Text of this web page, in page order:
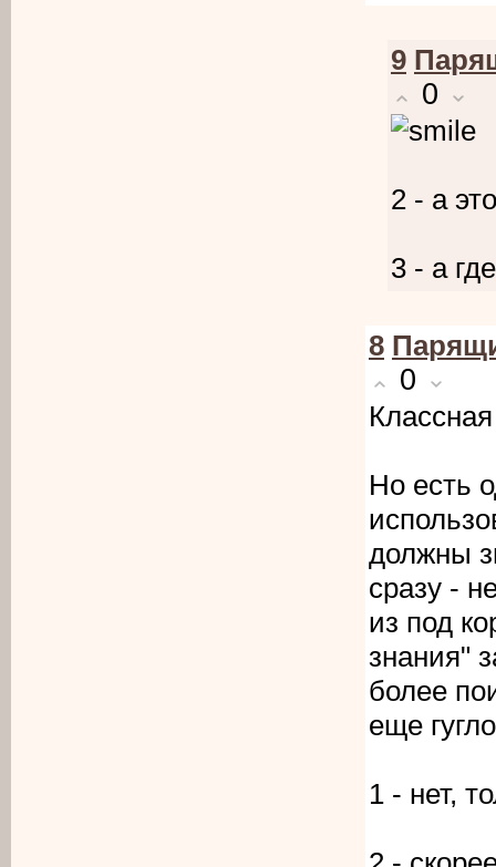
9
0
2 - а
3 - а
8
0
Но есть
должны
сразу -
из под
знания"
более
еще
1 - нет,